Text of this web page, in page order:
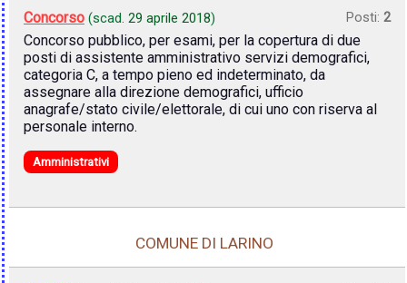
Concorso (scad. 29 aprile 2018) Posti: 2
Concorso pubblico, per esami, per la copertura di due
posti di assistente amministrativo servizi demografici,
categoria C, a tempo pieno ed indeterminato, da
assegnare alla direzione demografici, ufficio
anagrafe/stato civile/elettorale, di cui uno con riserva al
personale interno.
Amministrativi
COMUNE DI LARINO